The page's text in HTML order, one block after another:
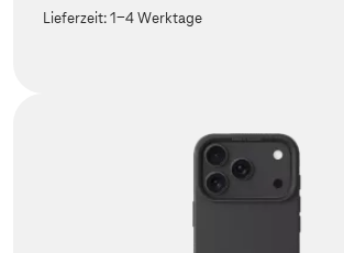
Lieferzeit:1-4 Werktage